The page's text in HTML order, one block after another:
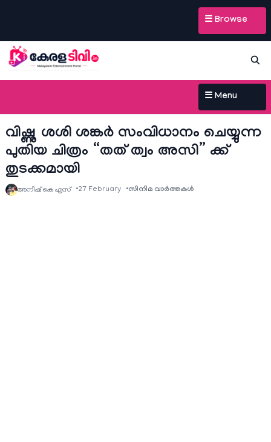
☰ Browse
☰ Menu
വിഷ്ണു ശശി ശങ്കർ സംവിധാനം ചെയ്യുന്ന
പുതിയ ചിത്രം “തത് ത്വം അസി” ക്ക്
തുടക്കമായി
അനീഷ്‌ കെ എസ് 27 February സിനിമ വാര്‍ത്തകള്‍